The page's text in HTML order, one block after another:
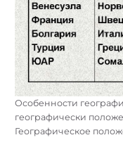
Особенности
географически
Географическое